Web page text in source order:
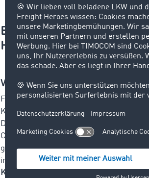
Ehrgeizige
Herausforderungen auf
Wie setzt Weerts große Pläne
Für das Jahr 2023 hat die Weerts-
Kühllaster wurden gekauft, um wieder
Darüber hinaus erweitert das
Charleroi neueLagerflächenfür
geschaffen. Die Logistikbranche steht
im Jahr 2023. Diesteigenden
Kartoffeln, stellen eine große